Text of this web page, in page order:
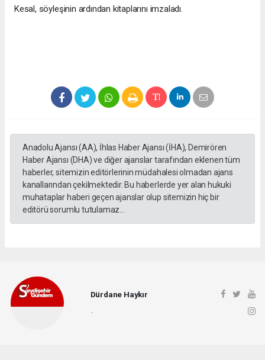
Kesal, söyleşinin ardından kitaplarını imzaladı.
Anadolu Ajansı (AA), İhlas Haber Ajansı (İHA), Demirören
Haber Ajansı (DHA) ve diğer ajanslar tarafından eklenen tüm
haberler, sitemizin editörlerinin müdahalesi olmadan ajans
kanallarından çekilmektedir. Bu haberlerde yer alan hukuki
muhataplar haberi geçen ajanslar olup sitemizin hiç bir
editörü sorumlu tutulamaz...
Dürdane Haykır
-